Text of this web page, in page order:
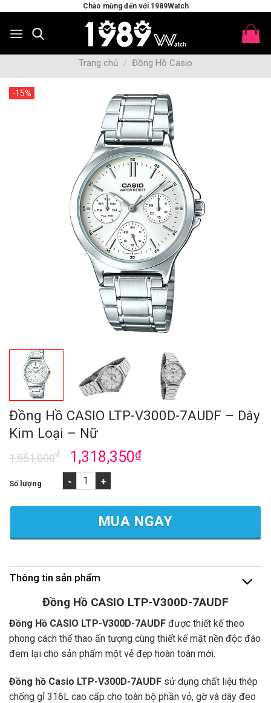
content
Chào mừng đến với 1989Watch
Trang chủ / Đồng Hồ Casio
-15%
Đồng Hồ CASIO LTP-V300D-7AUDF – Dây
Kim Loại – Nữ
1,551,000₫ 1,318,350₫
Đồng Hồ CASIO LTP-V300D-7AUDF - Dây Kim Loại - Nữ số lượng
MUA NGAY
Thông tin sản phẩm
Đồng Hồ CASIO LTP-V300D-7AUDF
Đồng Hồ CASIO LTP-V300D-7AUDF được thiết kế theo
phong cách thể thao ấn tượng cùng thiết kế mặt nền độc đáo
đem lại cho sản phẩm một vẻ đẹp hoàn toàn mới.
Đồng hồ Casio LTP-V300D-7AUDF sử dụng chất liệu thép
chống gỉ 316L cao cấp cho toàn bộ phần vỏ, gờ và dây đeo